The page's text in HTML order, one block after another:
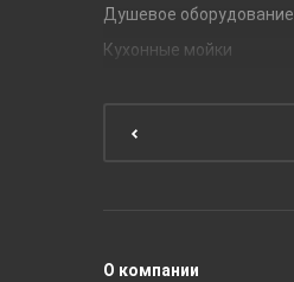
Душевое оборудование
Кухонные мойки
О компании